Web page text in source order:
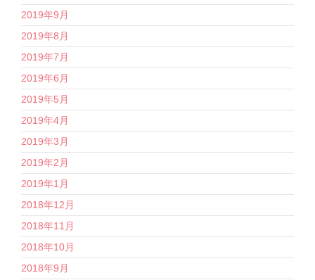
2019年9月
2019年8月
2019年7月
2019年6月
2019年5月
2019年4月
2019年3月
2019年2月
2019年1月
2018年12月
2018年11月
2018年10月
2018年9月